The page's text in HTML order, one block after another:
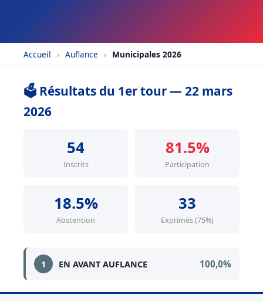
Accueil › Auflance › Municipales 2026
🗳️ Résultats du 1er tour — 22 mars
2026
54
Inscrits
81.5%
Participation
18.5%
Abstention
33
Exprimés (75%)
1 EN AVANT AUFLANCE 100,0%